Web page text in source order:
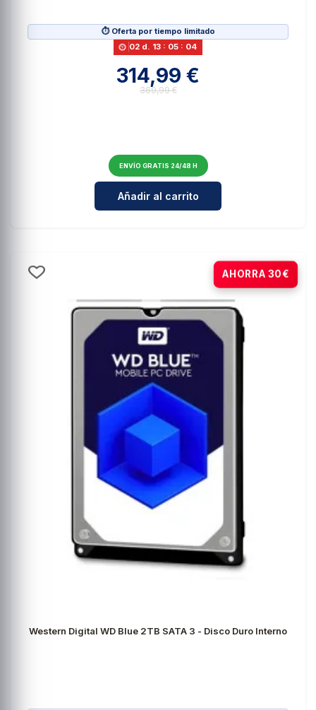
⏱️ Oferta por tiempo limitado
02 d. 13 : 05 : 03
314,99 €
369,99 €
ENVÍO GRATIS 24/48 H
Cantidad para WD Black
Añadir al carrito
AHORRA 30€
-15%
Western Digital WD Blue 2TB SATA 3 - Disco Duro Interno